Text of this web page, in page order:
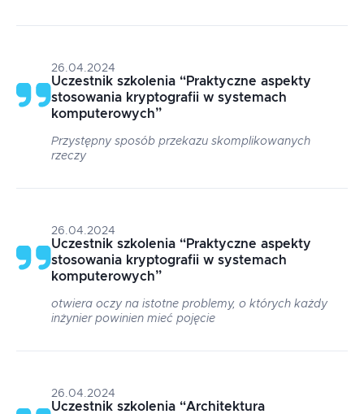
26.04.2024
Uczestnik szkolenia “Praktyczne aspekty
stosowania kryptografii w systemach
komputerowych”
Przystępny sposób przekazu skomplikowanych
rzeczy
26.04.2024
Uczestnik szkolenia “Praktyczne aspekty
stosowania kryptografii w systemach
komputerowych”
otwiera oczy na istotne problemy, o których każdy
inżynier powinien mieć pojęcie
26.04.2024
Uczestnik szkolenia “Architektura